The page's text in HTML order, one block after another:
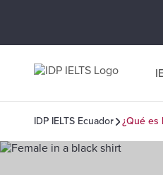
IDP IELTS Ecuador ¿Qué es